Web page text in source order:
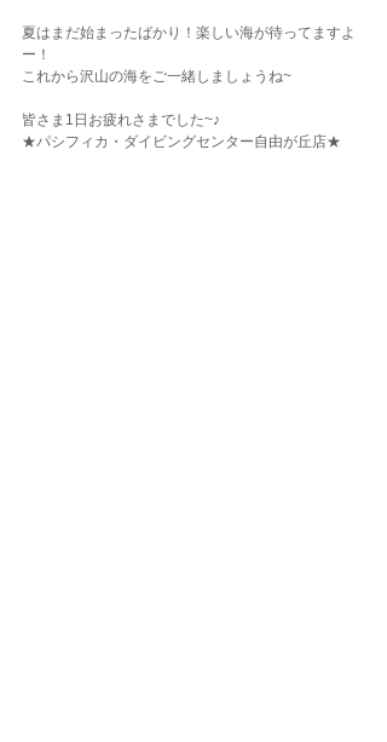
夏はまだ始まったばかり！楽しい海が待ってますよ
ー！
これから沢山の海をご一緒しましょうね~
皆さま1日お疲れさまでした~♪
★パシフィカ・ダイビングセンター自由が丘店★